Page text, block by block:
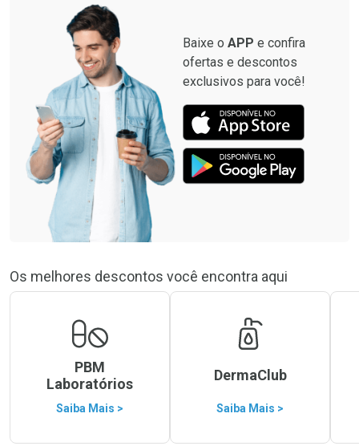
Baixe o APP e confira
ofertas e descontos
exclusivos para você!
Os melhores descontos você encontra aqui
PBM
Laboratórios
Saiba Mais >
DermaClub
Saiba Mais >